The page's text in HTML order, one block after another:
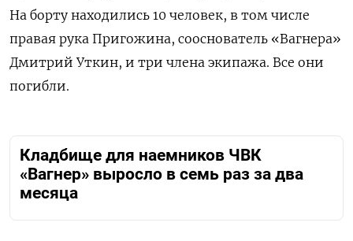
На борту находились 10 человек, в том числе
правая рука Пригожина, сооснователь «Вагнера»
Дмитрий Уткин, и три члена экипажа. Все они
погибли.
Кладбище для наемников ЧВК
«Вагнер» выросло в семь раз за два
месяца